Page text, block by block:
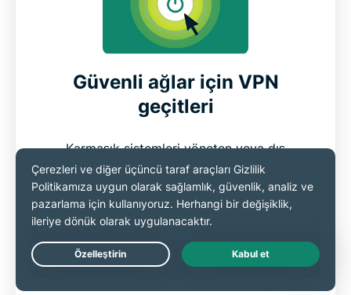
Güvenli ağlar için VPN
geçitleri
Karmaşık sistemleri yöneten veya dış
ortaklarla çalışan kuruluşlar için VPN geçidi
büyük bir kolaylık sağlar. Güvenli bir kontrol
noktası gibi davranarak ağlar arasındaki tüm
veya veri merkezleri arasında taşınırken
Live Chat